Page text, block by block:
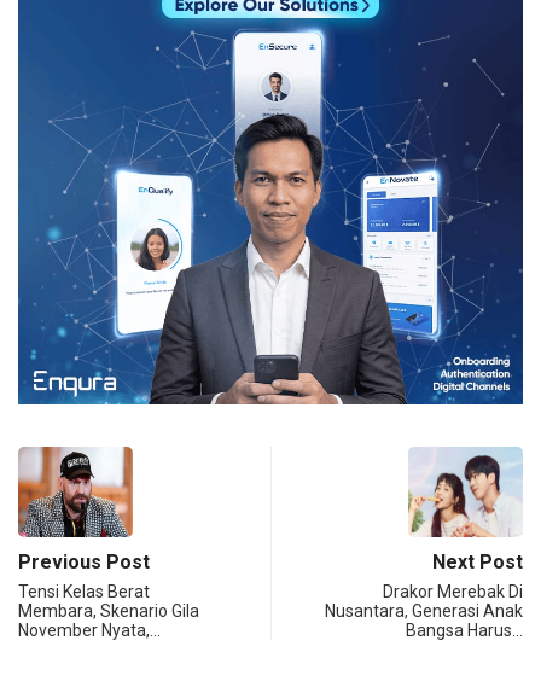
Previous Post
Tensi Kelas Berat
Membara, Skenario Gila
November Nyata,…
Next Post
Drakor Merebak Di
Nusantara, Generasi Anak
Bangsa Harus…